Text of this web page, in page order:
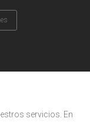
servicios. En